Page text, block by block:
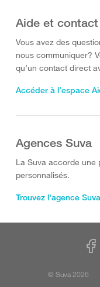
Aide et contact
Vous avez des
nous communiquer?
qu’un contact direct
Accéder à l’espace
Agences Suva
La Suva accorde une
personnalisés.
Trouvez l'agence
© Suva 2026